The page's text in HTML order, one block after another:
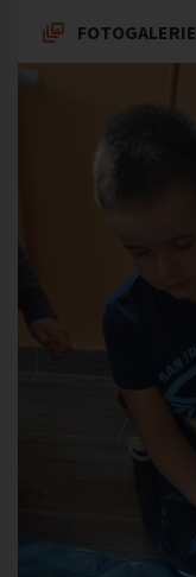
FOTOGALERIE